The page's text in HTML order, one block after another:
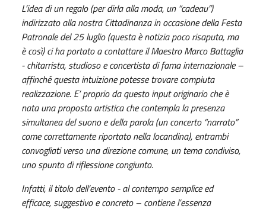
L’idea di un regalo (per dirla alla moda, un “cadeau”)
indirizzato alla nostra Cittadinanza in occasione della Festa
Patronale del 25 luglio (questa è notizia poco risaputa, ma
è così) ci ha portato a contattare il Maestro Marco Battaglia
- chitarrista, studioso e concertista di fama internazionale –
affinché questa intuizione potesse trovare compiuta
realizzazione. E’ proprio da questo input originario che è
nata una proposta artistica che contempla la presenza
simultanea del suono e della parola (un concerto “narrato”
come correttamente riportato nella locandina), entrambi
convogliati verso una direzione comune, un tema condiviso,
uno spunto di riflessione congiunto.
Infatti, il titolo dell’evento - al contempo semplice ed
efficace, suggestivo e concreto – contiene l’essenza